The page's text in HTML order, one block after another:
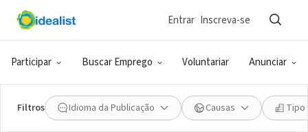
Participar Buscar Emprego Voluntariar Anunciar
Entrar Inscreva-se
Filtros Idioma da Publicação Causas Tipo
ONG (SETOR SOCIAL)
Youth Public Movement "Partner",
Odessa
Odessa, XA, Ucrânia |www.MyPartner.org.ua